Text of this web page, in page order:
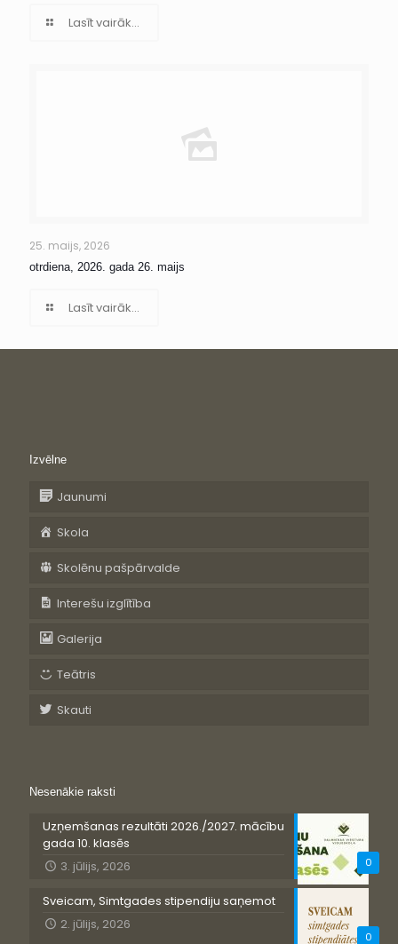
Lasīt vairāk...
25. maijs, 2026
otrdiena, 2026. gada 26. maijs
Lasīt vairāk...
Izvēlne
Jaunumi
Skola
Skolēnu pašpārvalde
Interešu izglītība
Galerija
Teātris
Skauti
Nesenākie raksti
0
Uzņemšanas rezultāti 2026./2027. mācību
gada 10. klasēs
3. jūlijs, 2026
0
Sveicam, Simtgades stipendiju saņemot
2. jūlijs, 2026